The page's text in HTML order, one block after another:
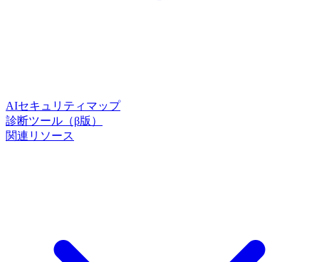
AIセキュリティマップ
診断ツール（β版）
関連リソース